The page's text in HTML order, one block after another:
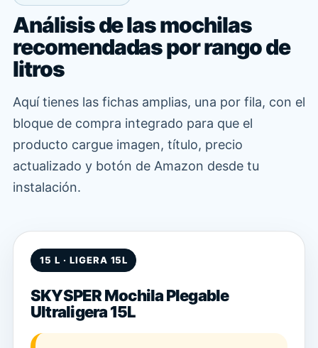
Análisis de las mochilas
recomendadas por rango de
litros
Aquí tienes las fichas amplias, una por fila, con el
bloque de compra integrado para que el
producto cargue imagen, título, precio
actualizado y botón de Amazon desde tu
instalación.
15 L · LIGERA 15L
SKYSPER Mochila Plegable
Ultraligera 15L